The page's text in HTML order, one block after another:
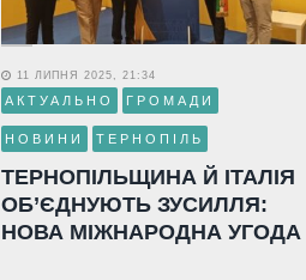
11 ЛИПНЯ 2025, 21:34
АКТУАЛЬНО ГРОМАДИ
НОВИНИ ТЕРНОПІЛЬ
ТЕРНОПІЛЬЩИНА Й ІТАЛІЯ
ОБ’ЄДНУЮТЬ ЗУСИЛЛЯ:
НОВА МІЖНАРОДНА УГОДА